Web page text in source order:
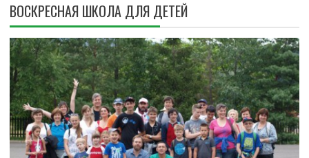
ВОСКРЕСНАЯ ШКОЛА ДЛЯ ДЕТЕЙ